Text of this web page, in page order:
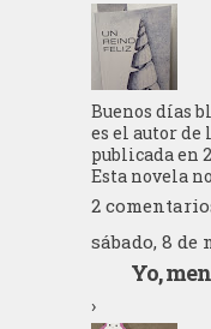
Buenos días
es el autor
publicada en
Esta novela
2
sábado, 8 de
Yo,
›